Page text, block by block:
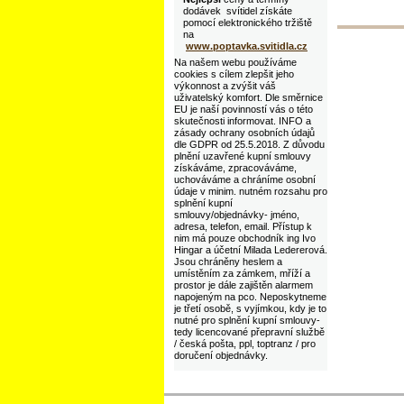
dodávek svítidel získáte
pomocí elektronického tržiště
na
www.poptavka.svitidla.cz
Na našem webu používáme
cookies s cílem zlepšit jeho
výkonnost a zvýšit váš
uživatelský komfort. Dle směrnice
EU je naší povinností vás o této
skutečnosti informovat. INFO a
zásady ochrany osobních údajů
dle GDPR od 25.5.2018. Z důvodu
plnění uzavřené kupní smlouvy
získáváme, zpracováváme,
uchováváme a chráníme osobní
údaje v minim. nutném rozsahu pro
splnění kupní
smlouvy/objednávky- jméno,
adresa, telefon, email. Přístup k
nim má pouze obchodník ing Ivo
Hingar a účetní Milada Ledererová.
Jsou chráněny heslem a
umístěním za zámkem, mříží a
prostor je dále zajištěn alarmem
napojeným na pco. Neposkytneme
je třetí osobě, s vyjímkou, kdy je to
nutné pro splnění kupní smlouvy-
tedy licencované přepravní službě
/ česká pošta, ppl, toptranz / pro
doručení objednávky.